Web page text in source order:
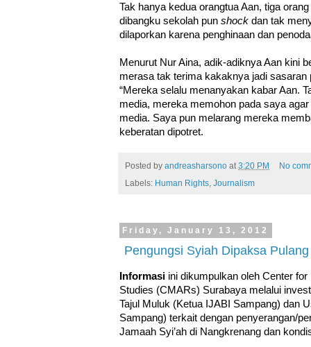
Tak hanya kedua orangtua Aan, tiga
dibangku sekolah pun shock dan tak
dilaporkan karena penghinaan dan
Menurut Nur Aina, adik-adiknya Aan kini
merasa tak terima kakaknya jadi
“Mereka selalu menanyakan kabar Aan.
media, mereka memohon pada saya
media. Saya pun melarang mereka
keberatan dipotret.
Posted by andreasharsono at3:20 PM
No
Labels: Human Rights, Journalism
Friday, January 13, 2012
Pengungsi Syiah Dipaksa
Informasi ini dikumpulkan oleh Center
Studies (CMARs) Surabaya melalui
Tajul Muluk (Ketua IJABI Sampang) dan
Sampang) terkait dengan penyerangan/
Jamaah Syi’ah di Nangkrenang dan